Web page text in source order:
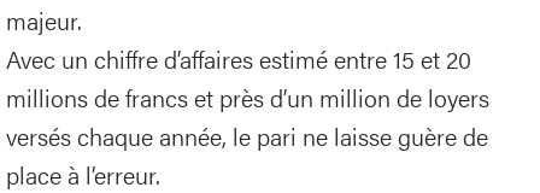
majeur.
Avec un chiffre d’affaires estimé entre 15 et 20
millions de francs et près d’un million de loyers
versés chaque année, le pari ne laisse guère de
place à l’erreur.